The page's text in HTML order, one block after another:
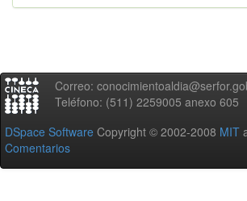
Correo:
Teléfono: (511) 2259005 anexo 605
DSpace Software Copyright © 2002-2008 MIT
Comentarios